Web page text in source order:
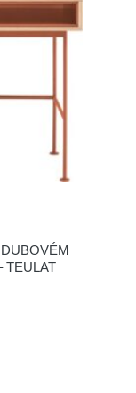
TEULAT